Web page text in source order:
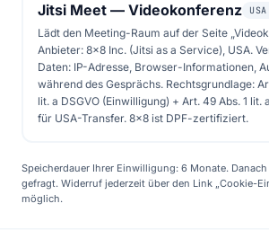
Sonnenstrom und
und Brandenburg
Kostenlose Beratung
Jetzt anhören
Jitsi Meet — Videokonferenz
Lädt den Meeting-Raum auf der Seite
Anbieter: 8x8 Inc. (Jitsi as a Service), USA.
Daten: IP-Adresse, Browser-Informationen,
während des Gesprächs. Rechtsgrundlage:
lit. a DSGVO (Einwilligung) + Art. 49 Abs. 1 lit.
für USA-Transfer. 8x8 ist DPF-zertifiziert.
Speicherdauer Ihrer Einwilligung: 6 Monate.
gefragt. Widerruf jederzeit über den Link „Cookie-
möglich.